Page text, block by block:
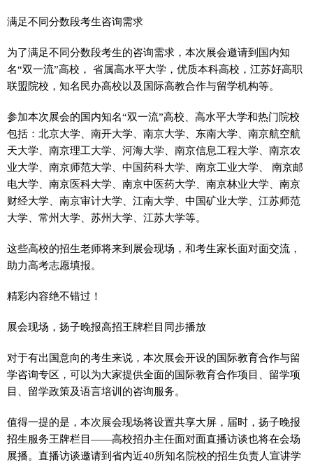
满足不同分数段考生咨询需求
为了满足不同分数段考生的咨询需求，本次展会邀请到国内知
名“双一流”高校， 省属高水平大学，优质本科高校，江苏好高职
联盟院校，知名民办高校以及国际高教合作与留学机构等。
参加本次展会的国内知名“双一流”高校、高水平大学和热门院校
包括：北京大学、南开大学、南京大学、东南大学、南京航空航
天大学、南京理工大学、河海大学、南京信息工程大学、南京农
业大学、南京师范大学、中国药科大学、南京工业大学、 南京邮
电大学、南京医科大学、南京中医药大学、南京林业大学、南京
财经大学、南京审计大学、江南大学、中国矿业大学、江苏师范
大学、常州大学、苏州大学、江苏大学等。
这些高校的招生老师将来到展会现场，和考生家长面对面交流，
助力高考志愿填报。
精彩内容绝不错过！
展会现场，扬子晚报高招王牌栏目同步播放
对于有出国意向的考生来说，本次展会开设的国际教育合作与留
学咨询专区，可以为大家提供全面的国际教育合作项目、留学项
目、留学政策及语言培训的咨询服务。
值得一提的是，本次展会现场将设置共享大屏，届时，扬子晚报
招生服务王牌栏目——高校招办主任面对面直播访谈也将在会场
展播。直播访谈邀请到省内近40所知名院校的招生负责人宣讲学